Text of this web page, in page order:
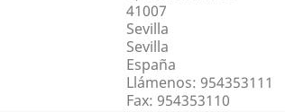
41007
Sevilla
Sevilla
España
Llámenos: 954353111
Fax: 954353110